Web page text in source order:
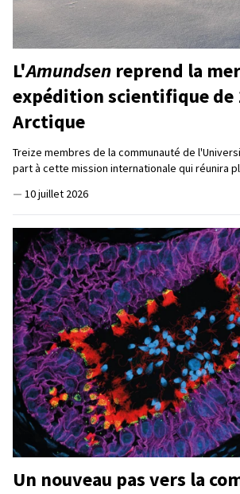
L'Amundsen reprend la
expédition scientifique de
Arctique
Treize membres de la communauté de
part à cette mission internationale qui réunira
— 10 juillet 2026
Un nouveau pas vers la